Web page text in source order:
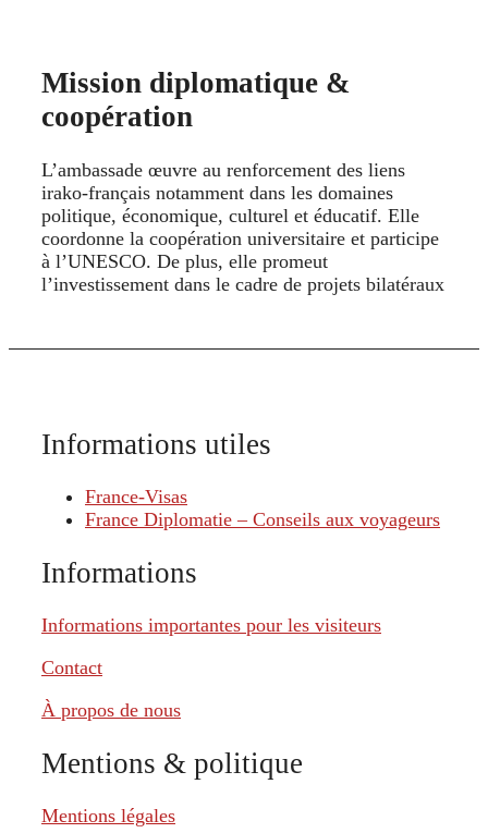
Mission diplomatique &
coopération
L’ambassade œuvre au renforcement des liens
irako‑français notamment dans les domaines
politique, économique, culturel et éducatif. Elle
coordonne la coopération universitaire et participe
à l’UNESCO. De plus, elle promeut
l’investissement dans le cadre de projets bilatéraux
Informations utiles
France-Visas
France Diplomatie – Conseils aux voyageurs
Informations
Informations importantes pour les visiteurs
Contact
À propos de nous
Mentions & politique
Mentions légales